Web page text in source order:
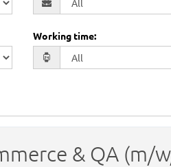
Working time:
& QA (m/